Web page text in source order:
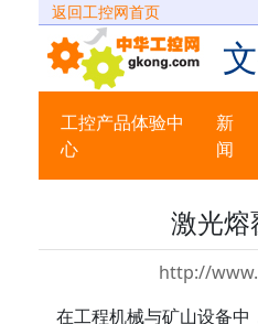
返回工控网首页
工控产品体验中
心
新
闻
激光
http://
在工程机械与矿山设备中